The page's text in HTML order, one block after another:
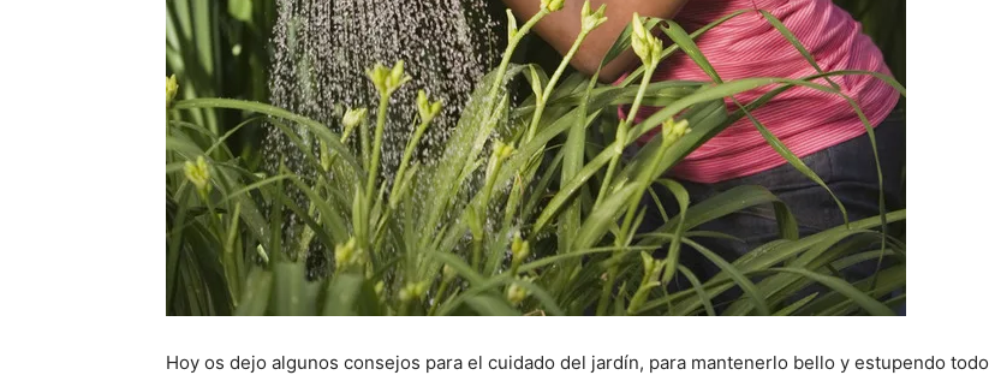
Hoy os dejo algunos consejos para el cuidado del jardín, para mantenerlo bello y estupendo todo